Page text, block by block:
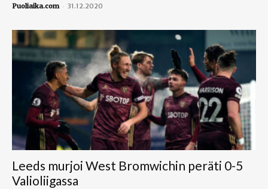
Puoliaika.com - 31.12.2020
Leeds murjoi West Bromwichin peräti 0-5
Valioliigassa